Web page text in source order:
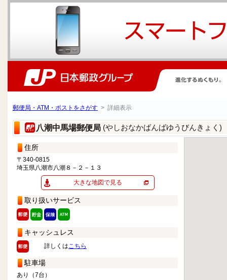
郵便局・ATM・ポストをさがす > 詳細表示
八潮中馬場郵便局 (やしおなかばんばゆうびんきょく)
住所
〒340-0815
埼玉県八潮市八潮８－２－１３
大きな地図で見る
取り扱いサービス
キャッシュレス
詳しくはこちら
駐車場
あり（7台）